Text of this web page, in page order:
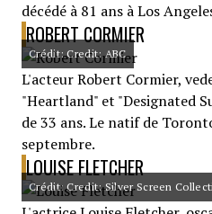
décédé à 81 ans à Los
ROBERT CORMIER
Crédit: Credit: ABC
L'acteur Robert Cormier,
"Heartland" et "Designated
de 33 ans. Le natif de
septembre.
LOUISE FLETCHER
Crédit: Credit: Silver Screen